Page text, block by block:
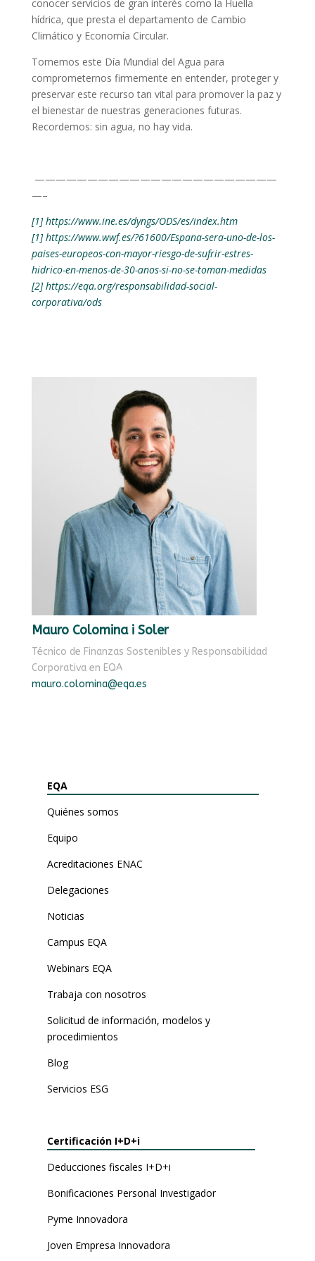
conocer servicios de gran interés como la Huella
hídrica, que presta el departamento de Cambio
Climático y Economía Circular.
Tomemos este Día Mundial del Agua para
comprometernos firmemente en entender, proteger y
preservar este recurso tan vital para promover la paz y
el bienestar de nuestras generaciones futuras.
Recordemos: sin agua, no hay vida.
———————————————————————
—–
[1] https://www.ine.es/dyngs/ODS/es/index.htm
[1] https://www.wwf.es/?61600/Espana-sera-uno-de-los-
paises-europeos-con-mayor-riesgo-de-sufrir-estres-
hidrico-en-menos-de-30-anos-si-no-se-toman-medidas
[2] https://eqa.org/responsabilidad-social-
corporativa/ods
Mauro Colomina i Soler
Técnico de Finanzas Sostenibles y Responsabilidad
Corporativa en EQA
mauro.colomina@eqa.es
EQA
Quiénes somos
Equipo
Acreditaciones ENAC
Delegaciones
Noticias
Campus EQA
Webinars EQA
Trabaja con nosotros
Solicitud de información, modelos y
procedimientos
Blog
Servicios ESG
Certificación I+D+i
Deducciones fiscales I+D+i
Bonificaciones Personal Investigador
Pyme Innovadora
Joven Empresa Innovadora